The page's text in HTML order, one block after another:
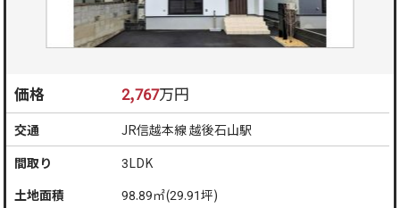
価格 2,767万円
交通
JR信越本線 越後石山駅
間取り
3LDK
土地面積
98.89㎡(29.91坪)